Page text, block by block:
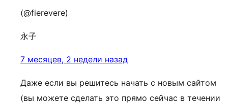
(@fierevere)
永子
7 месяцев, 2 недели назад
Даже если вы решитесь начать с новым сайтом
(вы можете сделать это прямо сейчас в течении